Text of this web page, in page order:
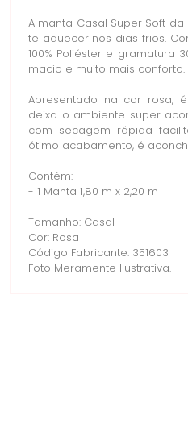
A manta Casal Super Soft
te aquecer nos dias frios.
100% Poliéster e gramatura
macio e muito mais conforto.
Apresentado na cor rosa,
deixa o ambiente super
com secagem rápida
ótimo acabamento, é
Contém:
- 1 Manta 1,80 m x 2,20 m
Tamanho: Casal
Cor: Rosa
Código Fabricante: 351603
Foto Meramente Ilustrativa.